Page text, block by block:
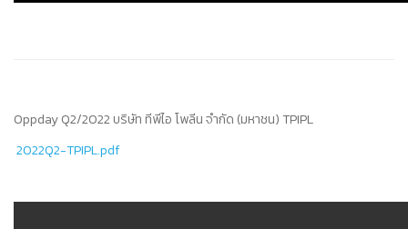
Oppday Q2/2022 บริษัท ทีพีไอ โพลีน จำกัด (มหาชน) TPIPL
2022Q2-TPIPL.pdf